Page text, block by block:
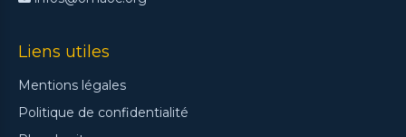
Liens utiles
Mentions légales
Politique de confidentialité